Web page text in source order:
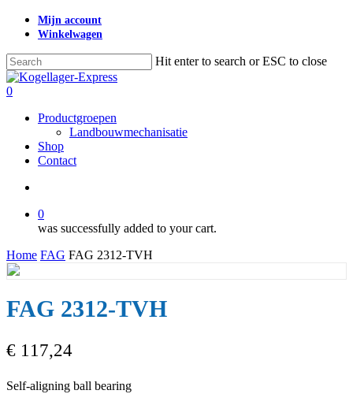
Skip
content
Mijn account
Winkelwagen
Hit enter to search or ESC to close
Close
Search
search
0
Productgroepen
Landbouwmechanisatie
Shop
Contact
0
was successfully added to your cart.
Home FAG FAG 2312-TVH
FAG 2312-TVH
€ 117,24
Self-aligning ball bearing